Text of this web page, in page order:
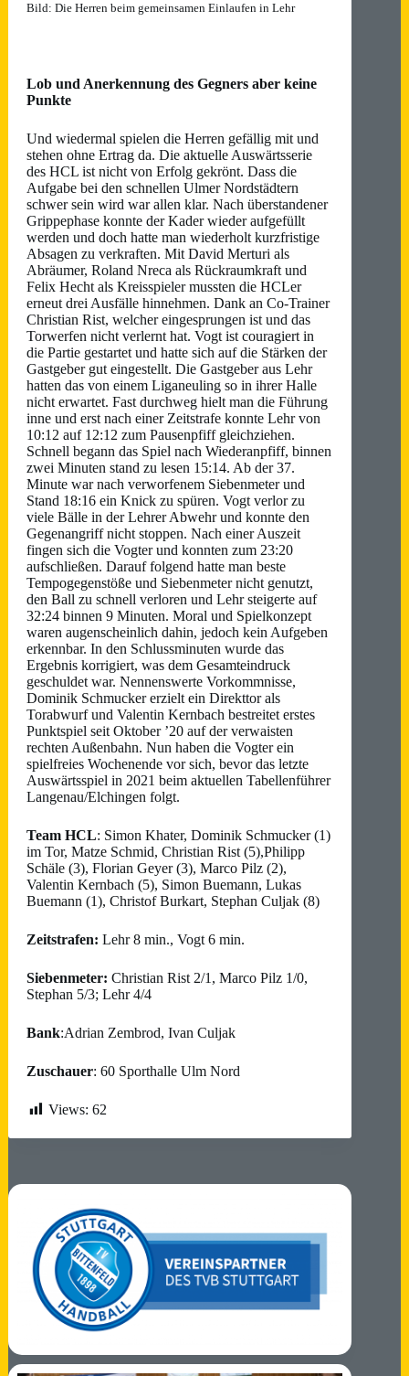
Bild: Die Herren beim gemeinsamen Einlaufen in Lehr
Lob und Anerkennung des Gegners aber keine
Punkte
Und wiedermal spielen die Herren gefällig mit und
stehen ohne Ertrag da. Die aktuelle Auswärtsserie
des HCL ist nicht von Erfolg gekrönt. Dass die
Aufgabe bei den schnellen Ulmer Nordstädtern
schwer sein wird war allen klar. Nach überstandener
Grippephase konnte der Kader wieder aufgefüllt
werden und doch hatte man wiederholt kurzfristige
Absagen zu verkraften. Mit David Merturi als
Abräumer, Roland Nreca als Rückraumkraft und
Felix Hecht als Kreisspieler mussten die HCLer
erneut drei Ausfälle hinnehmen. Dank an Co-Trainer
Christian Rist, welcher eingesprungen ist und das
Torwerfen nicht verlernt hat. Vogt ist couragiert in
die Partie gestartet und hatte sich auf die Stärken der
Gastgeber gut eingestellt. Die Gastgeber aus Lehr
hatten das von einem Liganeuling so in ihrer Halle
nicht erwartet. Fast durchweg hielt man die Führung
inne und erst nach einer Zeitstrafe konnte Lehr von
10:12 auf 12:12 zum Pausenpfiff gleichziehen.
Schnell begann das Spiel nach Wiederanpfiff, binnen
zwei Minuten stand zu lesen 15:14. Ab der 37.
Minute war nach verworfenem Siebenmeter und
Stand 18:16 ein Knick zu spüren. Vogt verlor zu
viele Bälle in der Lehrer Abwehr und konnte den
Gegenangriff nicht stoppen. Nach einer Auszeit
fingen sich die Vogter und konnten zum 23:20
aufschließen. Darauf folgend hatte man beste
Tempogegenstöße und Siebenmeter nicht genutzt,
den Ball zu schnell verloren und Lehr steigerte auf
32:24 binnen 9 Minuten. Moral und Spielkonzept
waren augenscheinlich dahin, jedoch kein Aufgeben
erkennbar. In den Schlussminuten wurde das
Ergebnis korrigiert, was dem Gesamteindruck
geschuldet war. Nennenswerte Vorkommnisse,
Dominik Schmucker erzielt ein Direkttor als
Torabwurf und Valentin Kernbach bestreitet erstes
Punktspiel seit Oktober ’20 auf der verwaisten
rechten Außenbahn. Nun haben die Vogter ein
spielfreies Wochenende vor sich, bevor das letzte
Auswärtsspiel in 2021 beim aktuellen Tabellenführer
Langenau/Elchingen folgt.
Team HCL: Simon Khater, Dominik Schmucker (1)
im Tor, Matze Schmid, Christian Rist (5),Philipp
Schäle (3), Florian Geyer (3), Marco Pilz (2),
Valentin Kernbach (5), Simon Buemann, Lukas
Buemann (1), Christof Burkart, Stephan Culjak (8)
Zeitstrafen: Lehr 8 min., Vogt 6 min.
Siebenmeter: Christian Rist 2/1, Marco Pilz 1/0,
Stephan 5/3; Lehr 4/4
Bank:Adrian Zembrod, Ivan Culjak
Zuschauer: 60 Sporthalle Ulm Nord
Views: 62